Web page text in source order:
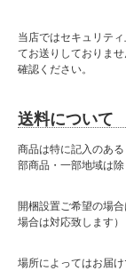
当店ではセキュリテ
てお送りしておりま
確認ください。
送料について
商品は特に記入のあ
部商品・一部地域は除
開梱設置ご希望の場
場合は対応致します）
場所によってはお届